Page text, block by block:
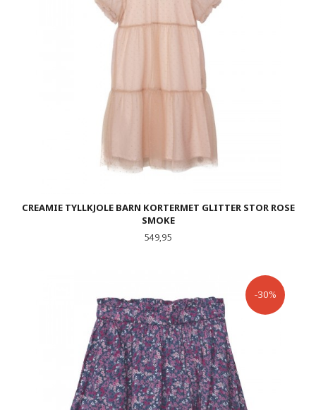
CREAMIE TYLLKJOLE BARN KORTERMET GLITTER STOR ROSE
SMOKE
Pris
549,95
-30%